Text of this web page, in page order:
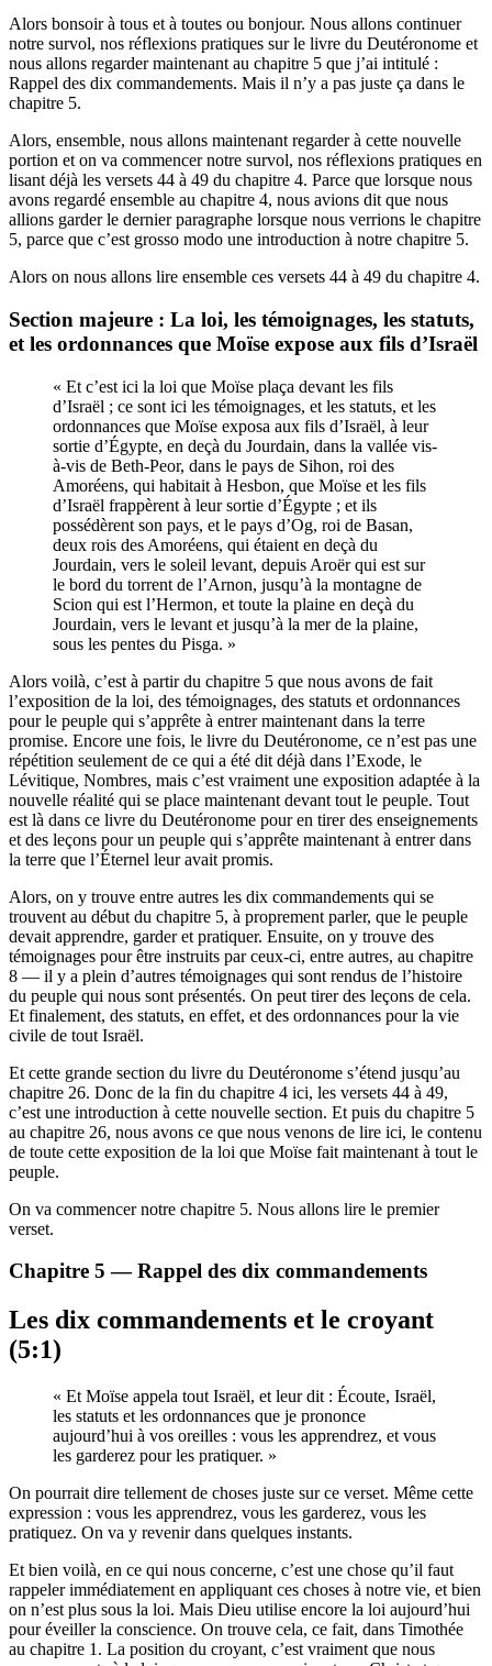
Alors bonsoir à tous et à toutes ou bonjour. Nous allons continuer
notre survol, nos réflexions pratiques sur le livre du Deutéronome et
nous allons regarder maintenant au chapitre 5 que j’ai intitulé :
Rappel des dix commandements. Mais il n’y a pas juste ça dans le
chapitre 5.
Alors, ensemble, nous allons maintenant regarder à cette nouvelle
portion et on va commencer notre survol, nos réflexions pratiques en
lisant déjà les versets 44 à 49 du chapitre 4. Parce que lorsque nous
avons regardé ensemble au chapitre 4, nous avions dit que nous
allions garder le dernier paragraphe lorsque nous verrions le chapitre
5, parce que c’est grosso modo une introduction à notre chapitre 5.
Alors on nous allons lire ensemble ces versets 44 à 49 du chapitre 4.
Section majeure : La loi, les témoignages, les statuts,
et les ordonnances que Moïse expose aux fils d’Israël
« Et c’est ici la loi que Moïse plaça devant les fils
d’Israël ; ce sont ici les témoignages, et les statuts, et les
ordonnances que Moïse exposa aux fils d’Israël, à leur
sortie d’Égypte, en deçà du Jourdain, dans la vallée vis-
à-vis de Beth-Peor, dans le pays de Sihon, roi des
Amoréens, qui habitait à Hesbon, que Moïse et les fils
d’Israël frappèrent à leur sortie d’Égypte ; et ils
possédèrent son pays, et le pays d’Og, roi de Basan,
deux rois des Amoréens, qui étaient en deçà du
Jourdain, vers le soleil levant, depuis Aroër qui est sur
le bord du torrent de l’Arnon, jusqu’à la montagne de
Scion qui est l’Hermon, et toute la plaine en deçà du
Jourdain, vers le levant et jusqu’à la mer de la plaine,
sous les pentes du Pisga. »
Alors voilà, c’est à partir du chapitre 5 que nous avons de fait
l’exposition de la loi, des témoignages, des statuts et ordonnances
pour le peuple qui s’apprête à entrer maintenant dans la terre
promise. Encore une fois, le livre du Deutéronome, ce n’est pas une
répétition seulement de ce qui a été dit déjà dans l’Exode, le
Lévitique, Nombres, mais c’est vraiment une exposition adaptée à la
nouvelle réalité qui se place maintenant devant tout le peuple. Tout
est là dans ce livre du Deutéronome pour en tirer des enseignements
et des leçons pour un peuple qui s’apprête maintenant à entrer dans
la terre que l’Éternel leur avait promis.
Alors, on y trouve entre autres les dix commandements qui se
trouvent au début du chapitre 5, à proprement parler, que le peuple
devait apprendre, garder et pratiquer. Ensuite, on y trouve des
témoignages pour être instruits par ceux-ci, entre autres, au chapitre
8 — il y a plein d’autres témoignages qui sont rendus de l’histoire
du peuple qui nous sont présentés. On peut tirer des leçons de cela.
Et finalement, des statuts, en effet, et des ordonnances pour la vie
civile de tout Israël.
Et cette grande section du livre du Deutéronome s’étend jusqu’au
chapitre 26. Donc de la fin du chapitre 4 ici, les versets 44 à 49,
c’est une introduction à cette nouvelle section. Et puis du chapitre 5
au chapitre 26, nous avons ce que nous venons de lire ici, le contenu
de toute cette exposition de la loi que Moïse fait maintenant à tout le
peuple.
On va commencer notre chapitre 5. Nous allons lire le premier
verset.
Chapitre 5 — Rappel des dix commandements
Les dix commandements et le croyant
(5:1)
« Et Moïse appela tout Israël, et leur dit : Écoute, Israël,
les statuts et les ordonnances que je prononce
aujourd’hui à vos oreilles : vous les apprendrez, et vous
les garderez pour les pratiquer. »
On pourrait dire tellement de choses juste sur ce verset. Même cette
expression : vous les apprendrez, vous les garderez, vous les
pratiquez. On va y revenir dans quelques instants.
Et bien voilà, en ce qui nous concerne, c’est une chose qu’il faut
rappeler immédiatement en appliquant ces choses à notre vie, et bien
on n’est plus sous la loi. Mais Dieu utilise encore la loi aujourd’hui
pour éveiller la conscience. On trouve cela, ce fait, dans Timothée
au chapitre 1. La position du croyant, c’est vraiment que nous